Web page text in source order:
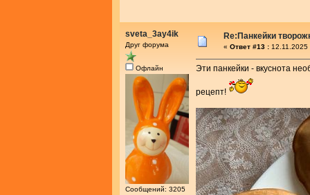
sveta_3ay4ik
Друг форума
Офлайн
Сообщений: 3205
Re:Панкейки
« Ответ #13 : 12.11.2025
Эти панкейки - вкуснота
рецепт!